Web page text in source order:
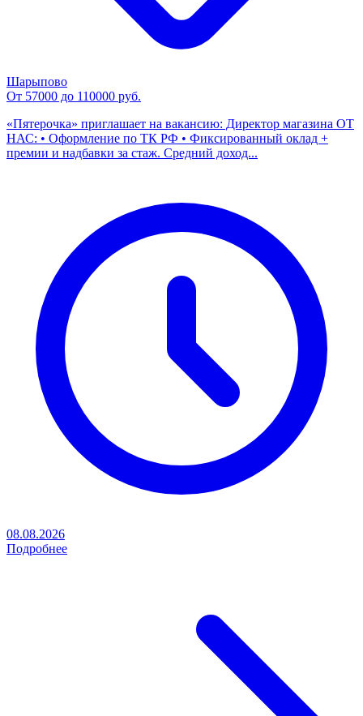
Шарыпово
От 57000 до 110000 руб.
«Пятерочка» приглашает на вакансию: Директор магазина ОТ
НАС: • Оформление по ТК РФ • Фиксированный оклад +
премии и надбавки за стаж. Средний доход...
08.08.2026
Подробнее